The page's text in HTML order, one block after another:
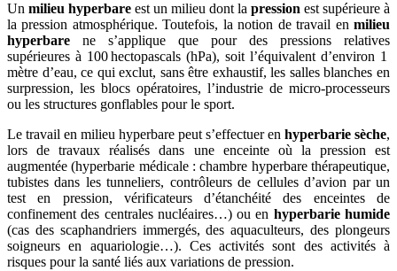
Un milieu hyperbare est un milieu dont la pression est supérieure à
la pression atmosphérique. Toutefois, la notion de travail en milieu
hyperbare ne s’applique que pour des pressions relatives
supérieures à 100 hectopascals (hPa), soit l’équivalent d’environ 1
mètre d’eau, ce qui exclut, sans être exhaustif, les salles blanches en
surpression, les blocs opératoires, l’industrie de micro-processeurs
ou les structures gonflables pour le sport.
Le travail en milieu hyperbare peut s’effectuer en hyperbarie sèche,
lors de travaux réalisés dans une enceinte où la pression est
augmentée (hyperbarie médicale : chambre hyperbare thérapeutique,
tubistes dans les tunneliers, contrôleurs de cellules d’avion par un
test en pression, vérificateurs d’étanchéité des enceintes de
confinement des centrales nucléaires…) ou en hyperbarie humide
(cas des scaphandriers immergés, des aquaculteurs, des plongeurs
soigneurs en aquariologie…). Ces activités sont des activités à
risques pour la santé liés aux variations de pression.